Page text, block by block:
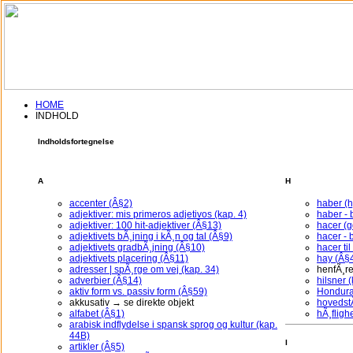
HOME
INDHOLD
Indholdsfortegnelse
A
accenter (Â§2)
adjektiver: mis primeros adjetivos (kap. 4)
adjektiver: 100 hit-adjektiver (Â§13)
adjektivets bÃ¸jning i kÃ¸n og tal (Â§9)
adjektivets gradbÃ¸jning (Â§10)
adjektivets placering (Â§11)
adresser | spÃ¸rge om vej (kap. 34)
adverbier (Â§14)
aktiv form vs. passiv form (Â§59)
akkusativ → se direkte objekt
alfabet (Â§1)
arabisk indflydelse i spansk sprog og kultur (kap.
44B)
artikler (Â§5)
H
haber
haber -
hacer
hacer -
hacer
hay
hilsner
I
Indtast venligst
Brugernavn:
Password:
Husk mig i 30 dage